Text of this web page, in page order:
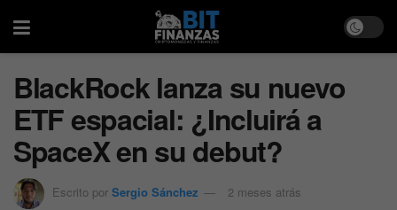
BlackRock lanza su nuevo
ETF espacial: ¿Incluirá a
SpaceX en su debut?
Escrito por Sergio Sánchez 2 meses atrás